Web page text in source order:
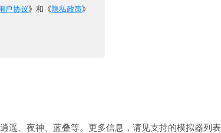
遥、夜神、蓝叠等。更多信息，请见支持的模拟器列表